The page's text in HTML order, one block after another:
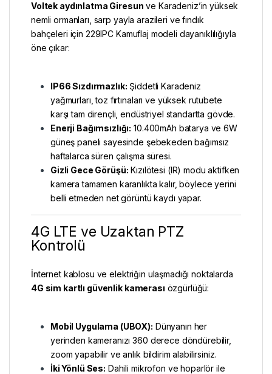
Voltek aydınlatma Giresun ve Karadeniz’in yüksek
nemli ormanları, sarp yayla arazileri ve fındık
bahçeleri için 229IPC Kamuflaj modeli dayanıklılığıyla
öne çıkar:
IP66 Sızdırmazlık: Şiddetli Karadeniz
yağmurları, toz fırtınaları ve yüksek rutubete
karşı tam dirençli, endüstriyel standartta gövde.
Enerji Bağımsızlığı: 10.400mAh batarya ve 6W
güneş paneli sayesinde şebekeden bağımsız
haftalarca süren çalışma süresi.
Gizli Gece Görüşü: Kızılötesi (IR) modu aktifken
kamera tamamen karanlıkta kalır, böylece yerini
belli etmeden net görüntü kaydı yapar.
4G LTE ve Uzaktan PTZ
Kontrolü
İnternet kablosu ve elektriğin ulaşmadığı noktalarda
4G sim kartlı güvenlik kamerası özgürlüğü:
Mobil Uygulama (UBOX): Dünyanın her
yerinden kameranızı 360 derece döndürebilir,
zoom yapabilir ve anlık bildirim alabilirsiniz.
İki Yönlü Ses: Dahili mikrofon ve hoparlör ile